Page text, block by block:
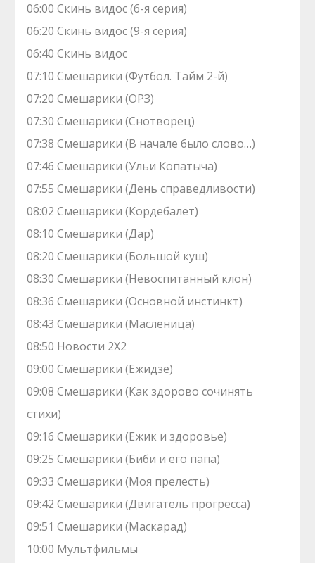
06:00 Скинь видос (6-я серия)
06:20 Скинь видос (9-я серия)
06:40 Скинь видос
07:10 Смешарики (Футбол. Тайм 2-й)
07:20 Смешарики (ОРЗ)
07:30 Смешарики (Снотворец)
07:38 Смешарики (В начале было слово…)
07:46 Смешарики (Ульи Копатыча)
07:55 Смешарики (День справедливости)
08:02 Смешарики (Кордебалет)
08:10 Смешарики (Дар)
08:20 Смешарики (Большой куш)
08:30 Смешарики (Невоспитанный клон)
08:36 Смешарики (Основной инстинкт)
08:43 Смешарики (Масленица)
08:50 Новости 2Х2
09:00 Смешарики (Ежидзе)
09:08 Смешарики (Как здорово сочинять
стихи)
09:16 Смешарики (Ежик и здоровье)
09:25 Смешарики (Биби и его папа)
09:33 Смешарики (Моя прелесть)
09:42 Смешарики (Двигатель прогресса)
09:51 Смешарики (Маскарад)
10:00 Мультфильмы